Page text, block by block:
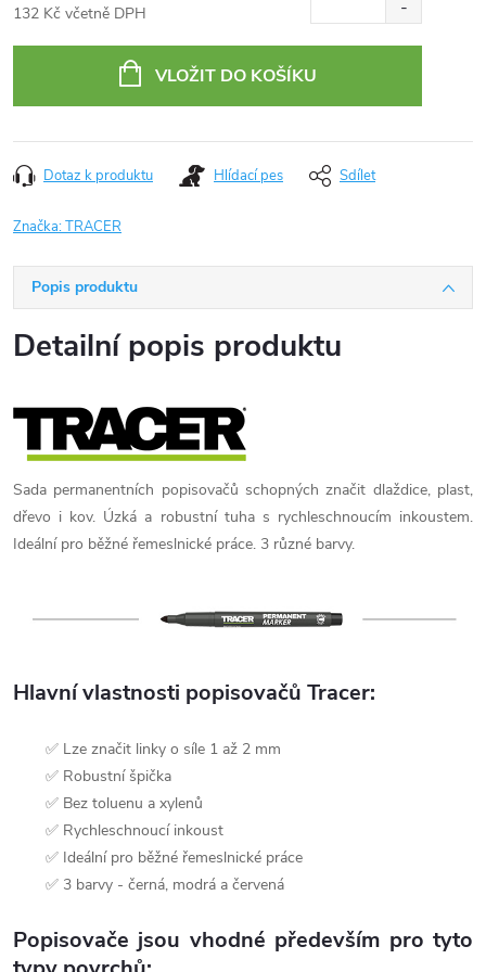
132 Kč včetně DPH
VLOŽIT DO KOŠÍKU
Dotaz k produktu Hlídací pes Sdílet
Značka:TRACER
Popis produktu
Detailní popis produktu
Sada permanentních popisovačů schopných značit dlaždice, plast,
dřevo i kov. Úzká a robustní tuha s rychleschnoucím inkoustem.
Ideální pro běžné řemeslnické práce. 3 různé barvy.
Hlavní vlastnosti popisovačů Tracer:
✅ Lze značit linky o síle 1 až 2 mm
✅ Robustní špička
✅ Bez toluenu a xylenů
✅ Rychleschnoucí inkoust
✅ Ideální pro běžné řemeslnické práce
✅ 3 barvy - černá, modrá a červená
Popisovače jsou vhodné především pro tyto